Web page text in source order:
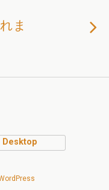
ま
Desktop